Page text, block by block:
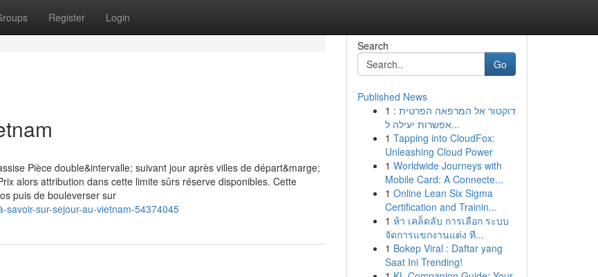
Register Login
Pièce double&intervalle; suivant jour après villes de départ&marge;
alors attribution dans cette limite sûrs réserve disponibles. Cette
puis de bouleverser sur
savoir-sur-sejour-au-vietnam-54374045
Search
Go
Published News
1 דוקטור אל המרפאה הפרטית :
אפשרות יעילה ל...
1 Tapping into CloudFox:
Unleashing Cloud Power
1 Worldwide Journeys with
Mobile Card: A Connecte...
1 Online Lean Six Sigma
Certification and Trainin...
1 ห้า เคล็ดลับ การเลือก ระบบ
จัดการแขกงานแต่ง ที...
1 Bokep Viral : Daftar yang
Saat Ini Trending!